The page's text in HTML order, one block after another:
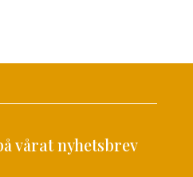
vårat nyhetsbrev